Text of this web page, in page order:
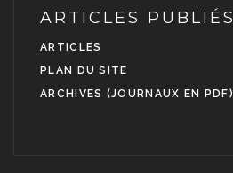
ARTICLES PUBLIÉS
ARTICLES
PLAN DU SITE
ARCHIVES (JOURNAUX EN PDF)